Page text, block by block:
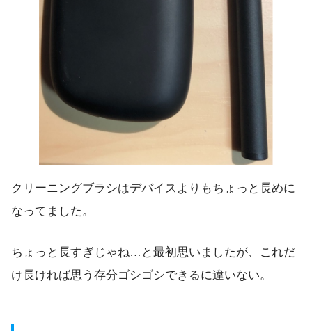
クリーニングブラシはデバイスよりもちょっと長めに
なってました。
ちょっと長すぎじゃね…と最初思いましたが、これだ
け長ければ思う存分ゴシゴシできるに違いない。